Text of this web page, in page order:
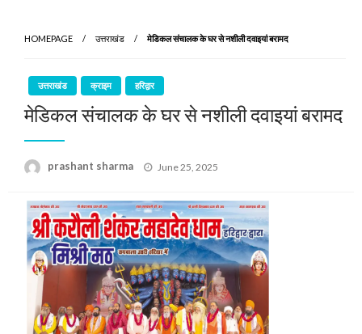
HOMEPAGE उत्तराखंड मेडिकल संचालक के घर से नशीली दवाइयां बरामद
उत्तराखंड क्राइम हरिद्वार
मेडिकल संचालक के घर से नशीली दवाइयां बरामद
prashant sharma
Posted
June 25, 2025